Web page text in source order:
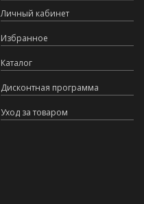
Личный кабинет
Избранное
Каталог
Дисконтная программа
Уход за товаром